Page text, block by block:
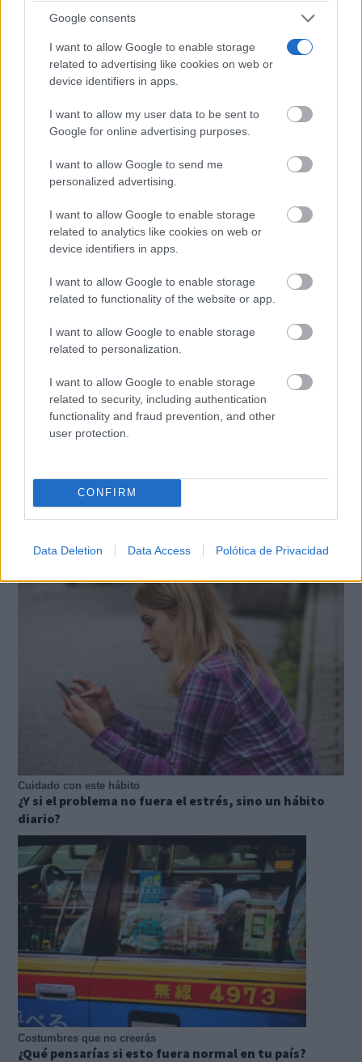
Google consents
I want to allow Google to enable storage
related to advertising like cookies on web or
device identifiers in apps.
I want to allow my user data to be sent to
Google for online advertising purposes.
I want to allow Google to send me
personalized advertising.
I want to allow Google to enable storage
related to analytics like cookies on web or
device identifiers in apps.
I want to allow Google to enable storage
related to functionality of the website or app.
I want to allow Google to enable storage
related to personalization.
I want to allow Google to enable storage
related to security, including authentication
functionality and fraud prevention, and other
user protection.
CONFIRM
Data Deletion Data Access Polótica de Privacidad
Parece ciencia ficción
Prepárate para alucinar con estas criaturas
Consejos infalibles para eliminar la cal del baño fácil
y rápido
Así reacciona tu cerebro al ver bostezar a otros
Cuidado con este hábito
¿Y si el problema no fuera el estrés, sino un hábito
diario?
Costumbres que no creerás
¿Qué pensarías si esto fuera normal en tu país?